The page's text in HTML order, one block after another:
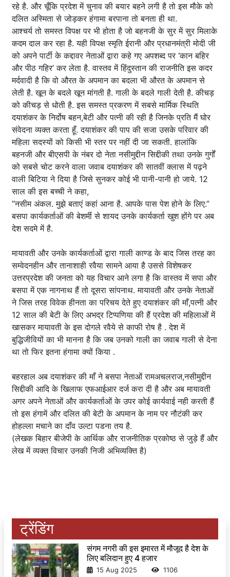
रहे है. और चूँकि प्रदेश में चुनाव की बयार बहने लगी है तो इस मौके को
दलित अस्मिता से जोड़कर हंगामा बरपाना तो बनता ही था.
आश्चर्य तो समस्त विपक्ष पर भी होता है जो बहनजी के सुर में सुर मिलाके
कदम दाल कर रहा है. यही विपक्ष स्मृति ईरानी और प्रधानमंत्री मोदी जी
को अपने पार्टी के कद्दावर नेताओं द्वारा कहे गए अपशब्द पर ‘कान बहिर
और पीठ गहिर’ कर लेता है. वास्तव में हिंदुस्तान की राजनीति इस कदर
मर्दवादी है कि वो औरत के अपमान का बदला भी औरत के अपमान से
लेती है. खून के बदले खून मांगती है. गाली के बदले गाली देती है. कीचड़
को कीचड़ से धोती है. इस समस्त प्रकरण में सबसे मार्मिक स्थिति
दयाशंकर के निर्दोष बहन,बेटी और पत्नी की रही है जिनके प्रति मैं घोर
संवेदना व्यक्त करता हूँ. दयाशंकर की पाप की सजा उसके परिवार की
महिला सदस्यों को किसी भी स्तर पर नहीं दी जा सकती. हालांकि
बहनजी और बीएसपी के नंबर दो नेता नसीमुद्दीन सिद्दीकी तथा उनके गुर्गों
को सबसे चोट करने वाला जवाब दयाशंकर की सातवीं क्लास में पढ़ने
वाली बिटिया ने दिया है जिसे सुनकर कोई भी पानी-पानी हो जाये. 12
साल की इस बच्ची ने कहा,
”नसीम अंकल. मुझे बताएं कहां आना है. आपके पास पेश होने के लिए.”
बसपा कार्यकर्ताओं की बेशर्मी से शायद उनके कार्यकर्ता खुश होंगे पर अब
देश सदमे में है.
मायावती और उनके कार्यकर्ताओं द्वारा गाली काण्ड के बाद जिस तरह का
सम्वेदनहीन और तानाशाही रवैया सामने आया है उससे विशेषकर
उत्तरप्रदेश की जनता को यह विचार आने लगा है कि वास्तव में सपा और
बसपा में एक नागनाथ हैं तो दूसरा सांपनाथ. मायावती और उनके नेताओं
ने जिस तरह विवेक हीनता का परिचय देते हुए दयाशंकर की माँ,पत्नी और
12 साल की बेटी के लिए अभद्र टिप्पणिया की हैं प्रदेश की महिलाओं में
खासकर मायावती के इस दोगले रवैये से काफी रोष है . देश में
बुद्धिजीवियों का भी मानना है कि जब उनको गाली का जवाब गाली से देना
था तो फिर इतना हंगामा क्यों किया .
बहरहाल अब दयाशंकर की माँ ने बसपा नेताओं रामअचलराज,नसीमुद्दीन
सिद्दीकी आदि के खिलाफ एफआईआर दर्ज करा दी है और अब मायावती
अगर अपने नेताओं और कार्यकर्ताओं के उपर कोई कार्यवाई नही करती हैं
तो इस हंगामें और दलित की बेटी के अपमान के नाम पर नौटंकी कर
होहल्ला मचाने का दाँव उल्टा पडना तय है.
(लेखक बिहार बीजेपी के आर्थिक और राजनीतिक प्रकोष्ठ से जुड़े हैं और
लेख में व्यक्त विचार उनकी निजी अभिव्यक्ति है)
ट्रेंडिंग
संगम नगरी की इस इमारत में मौजूद है देश के
लिए बलिदान हुए 4 हजार
15 Aug 2025 1106